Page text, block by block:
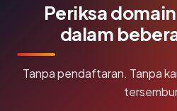
Periksa
dalam
Tanpa pendaftaran. Tanpa